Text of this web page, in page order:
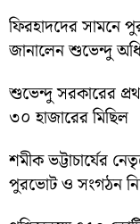
ফিরহাদদের সামনে
জানালেন শুভেন্দু
শুভেন্দু সরকারের
৩০ হাজারের মিছিল
শমীক ভট্টাচার্যের
পুরভোট ও সংগঠন